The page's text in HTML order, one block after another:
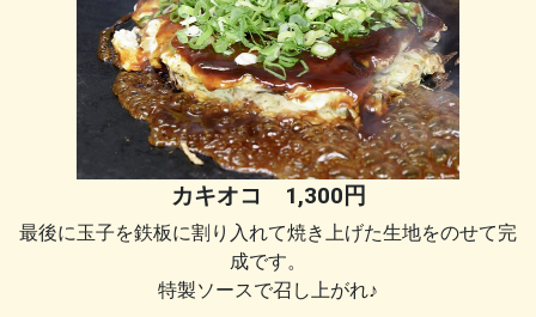
カキオコ 1,300円
最後に玉子を鉄板に割り入れて焼き上げた生地をのせて完
成です。
特製ソースで召し上がれ♪